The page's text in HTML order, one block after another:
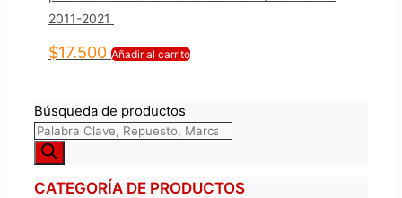
2011-2021
$17.500 Añadir al carrito
Búsqueda de productos
CATEGORÍA DE PRODUCTOS